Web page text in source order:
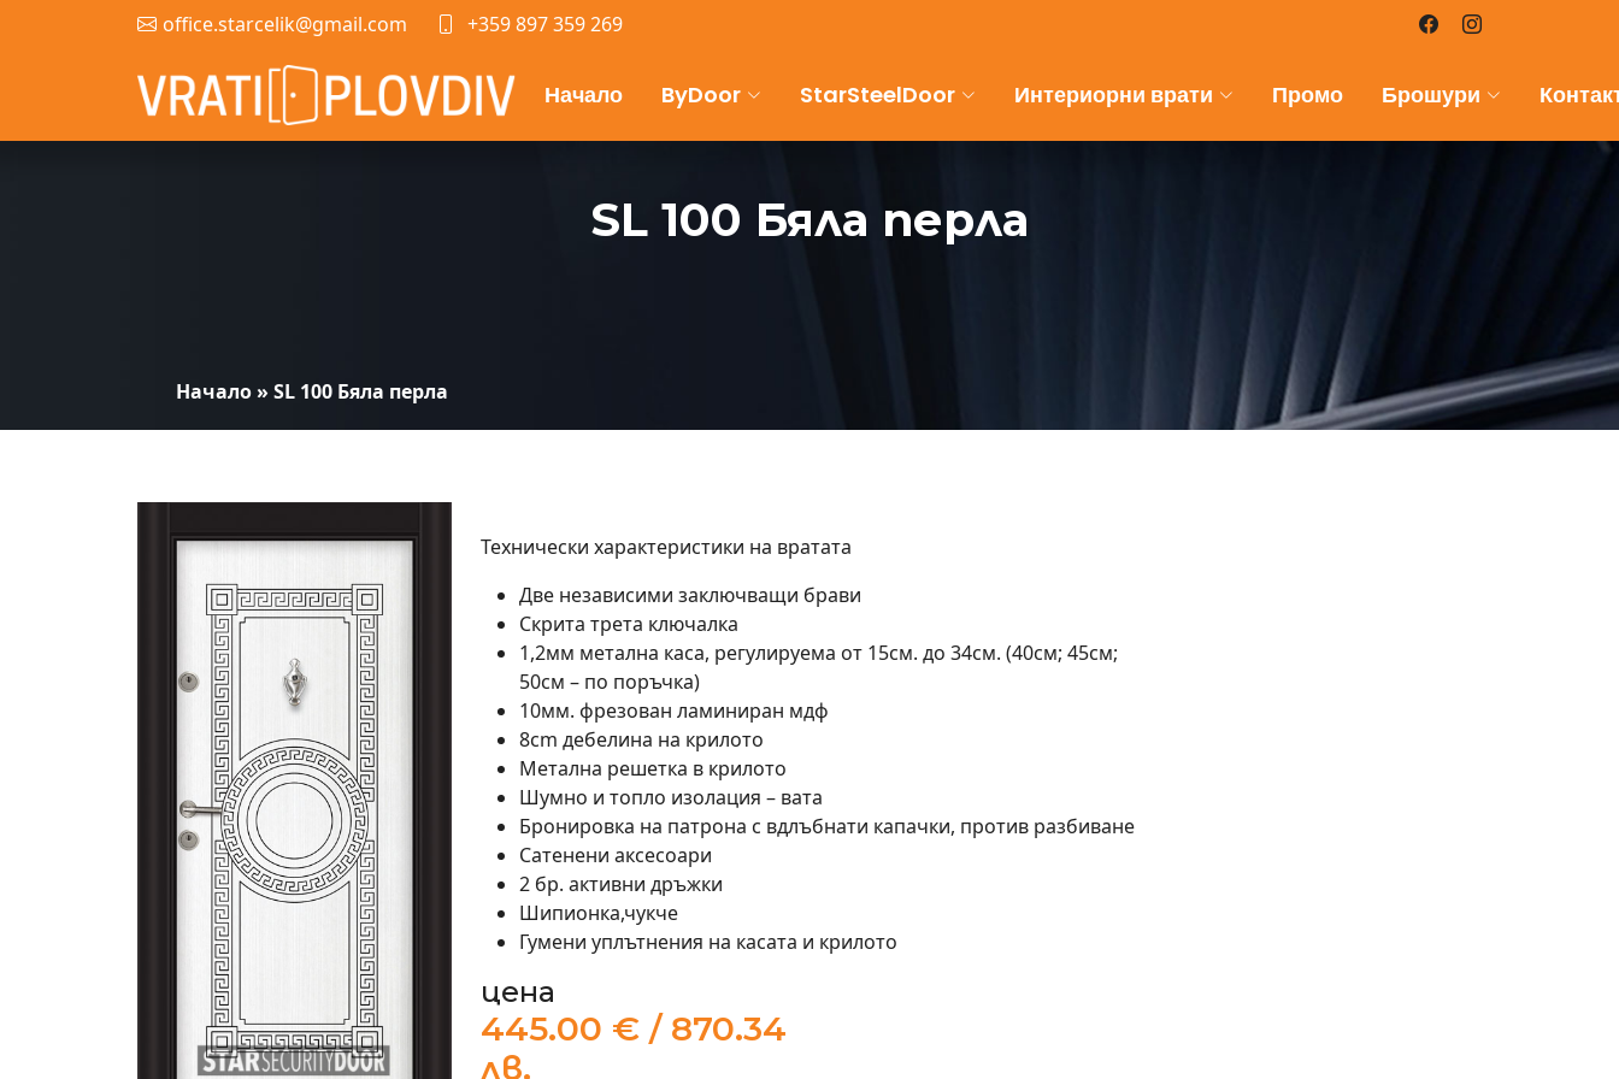
office.starcelik@gmail.com +359 897 359 269
Начало ByDoor StarSteelDoor Интериорни врати Промо Брошури
SL 100 Бяла перла
Начало» SL 100 Бяла перла
Технически характеристики на вратата
Две независими заключващи брави
Скрита трета ключалка
1,2мм метална каса, регулируема от 15см. до 34см. (40см; 45см;
50см – по поръчка)
10мм. фрезован ламиниран мдф
8cm дебелина на крилото
Метална решетка в крилото
Шумно и топло изолация – вата
Бронировка на патрона с вдлъбнати капачки, против разбиване
Сатенени аксесоари
2 бр. активни дръжки
Шипионка,чукче
Гумени уплътнения на касата и крилото
цена
445.00 € / 870.34
лв.